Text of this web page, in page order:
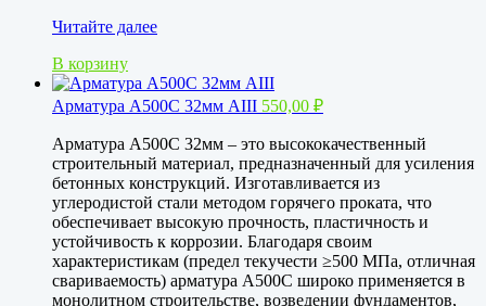
Арматура
16мм
АIII
Читайте далее
В корзину
Арматура А500С 32мм АIII 550,00 ₽
Арматура А500С 32мм – это высококачественный
строительный материал, предназначенный для усиления
бетонных конструкций. Изготавливается из
углеродистой стали методом горячего проката, что
обеспечивает высокую прочность, пластичность и
устойчивость к коррозии. Благодаря своим
характеристикам (предел текучести ≥500 МПа, отличная
свариваемость) арматура А500С широко применяется в
монолитном строительстве, возведении фундаментов,